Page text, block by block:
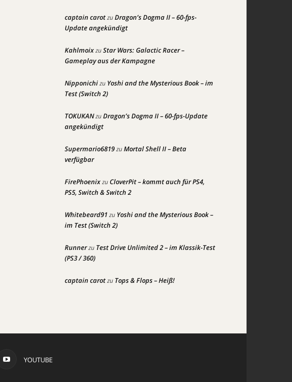
captain carotzuDragon’s Dogma II – 60-fps-
Update angekündigt
KahlmoixzuStar Wars: Galactic Racer –
Gameplay aus der Kampagne
Nipponichizu Yoshi and the Mysterious Book – im
Test (Switch 2)
TOKUKANzuDragon’s Dogma II – 60-fps-Update
angekündigt
Supermario6819zuMortal Shell II – Beta
verfügbar
FirePhoenixzuCloverPit – kommt auch für PS4,
PS5, Switch & Switch 2
Whitebeard91 zu Yoshi and the Mysterious Book –
im Test (Switch 2)
Runnerzu Test Drive Unlimited 2 – im Klassik-Test
(PS3 / 360)
captain carotzu Tops & Flops – Heiß!
YOUTUBE